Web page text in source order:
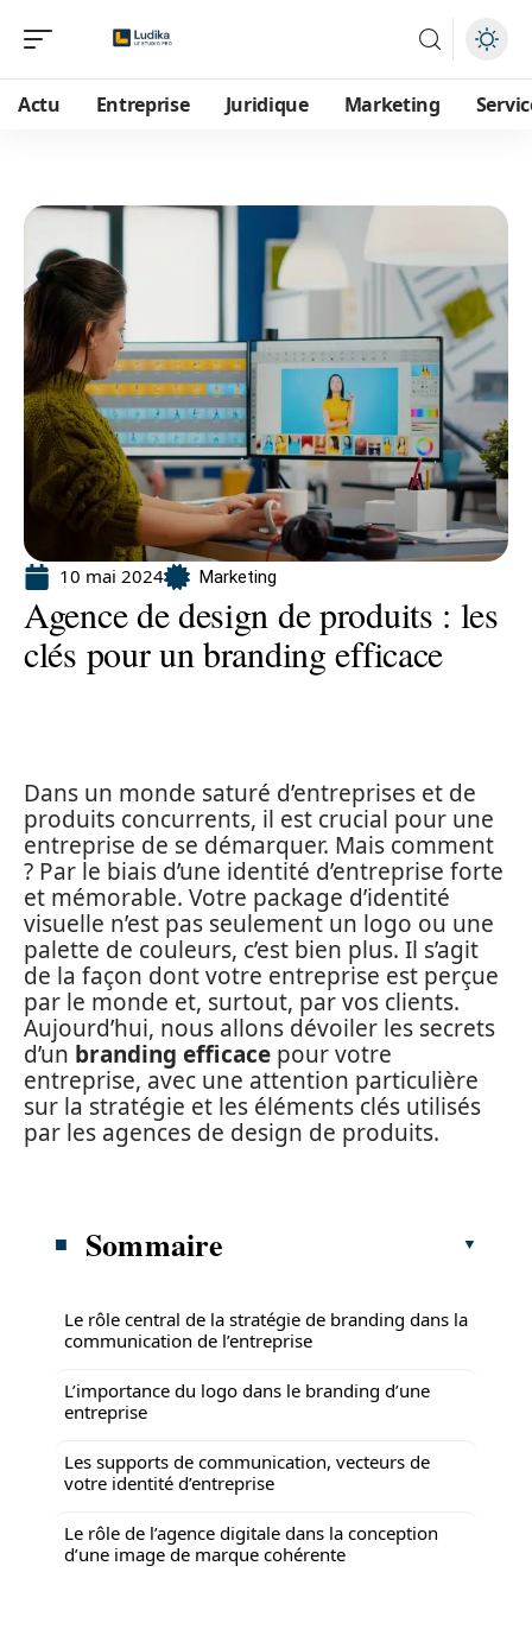
Actu Entreprise Juridique Marketing
10 mai 2024 Marketing
Agence de design de produits : les
clés pour un branding efficace
Dans un monde saturé d’entreprises et de
produits concurrents, il est crucial pour une
entreprise de se démarquer. Mais comment
? Par le biais d’une identité d’entreprise forte
et mémorable. Votre package d’identité
visuelle n’est pas seulement un logo ou une
palette de couleurs, c’est bien plus. Il s’agit
de la façon dont votre entreprise est perçue
par le monde et, surtout, par vos clients.
Aujourd’hui, nous allons dévoiler les secrets
d’un branding efficace pour votre
entreprise, avec une attention particulière
sur la stratégie et les éléments clés utilisés
par les agences de design de produits.
Sommaire
Le rôle central de la stratégie de branding dans la
communication de l’entreprise
L’importance du logo dans le branding d’une
entreprise
Les supports de communication, vecteurs de
votre identité d’entreprise
Le rôle de l’agence digitale dans la conception
d’une image de marque cohérente